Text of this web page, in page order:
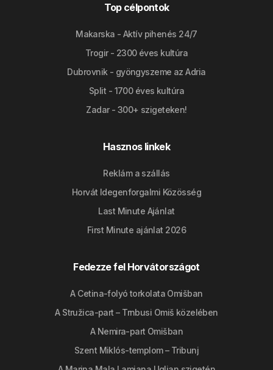
Top célpontok
Makarska - Aktív pihenés 24/7
Trogir - 2300 éves kultúra
Dubrovnik - gyöngyszeme az Adria
Split - 1700 éves kultúra
Zadar - 300+ szigeteken!
Hasznos linkek
Reklám a szállás
Horvát Idegenforgalmi Közösség
Last Minute Ajánlat
First Minute ajánlat 2026
Fedezze fel Horvátországot
A Cetina-folyó torkolata Omišban
A Stružica-part – Trnbusi Omiš közelében
A Nemira-part Omišban
Szent Miklós-templom – Tribunj